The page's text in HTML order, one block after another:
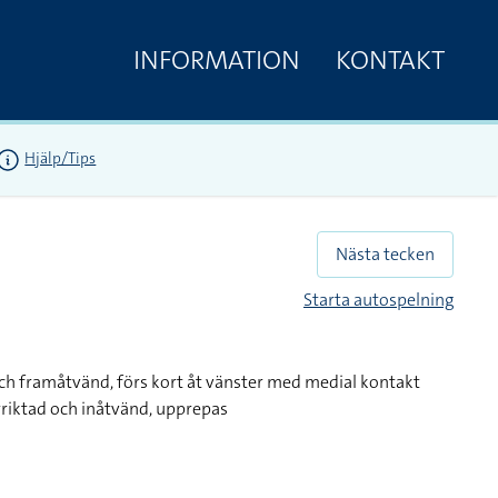
INFORMATION KONTAKT
Hjälp/Tips
Nästa tecken
Starta autospelning
framåtvänd, förs kort åt vänster med medial kontakt
och inåtvänd, upprepas